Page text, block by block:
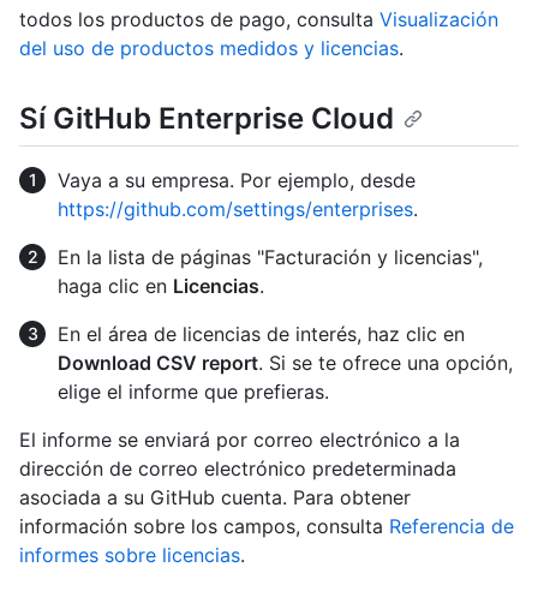
todos los productos de pago, consulta Visualización
del uso de productos medidos y licencias.
Sí GitHub Enterprise Cloud
Vaya a su empresa. Por ejemplo, desde
https://github.com/settings/enterprises.
En la lista de páginas "Facturación y licencias",
haga clic en Licencias.
En el área de licencias de interés, haz clic en
Download CSV report. Si se te ofrece una opción,
elige el informe que prefieras.
El informe se enviará por correo electrónico a la
dirección de correo electrónico predeterminada
asociada a su GitHub cuenta. Para obtener
información sobre los campos, consulta Referencia de
informes sobre licencias.